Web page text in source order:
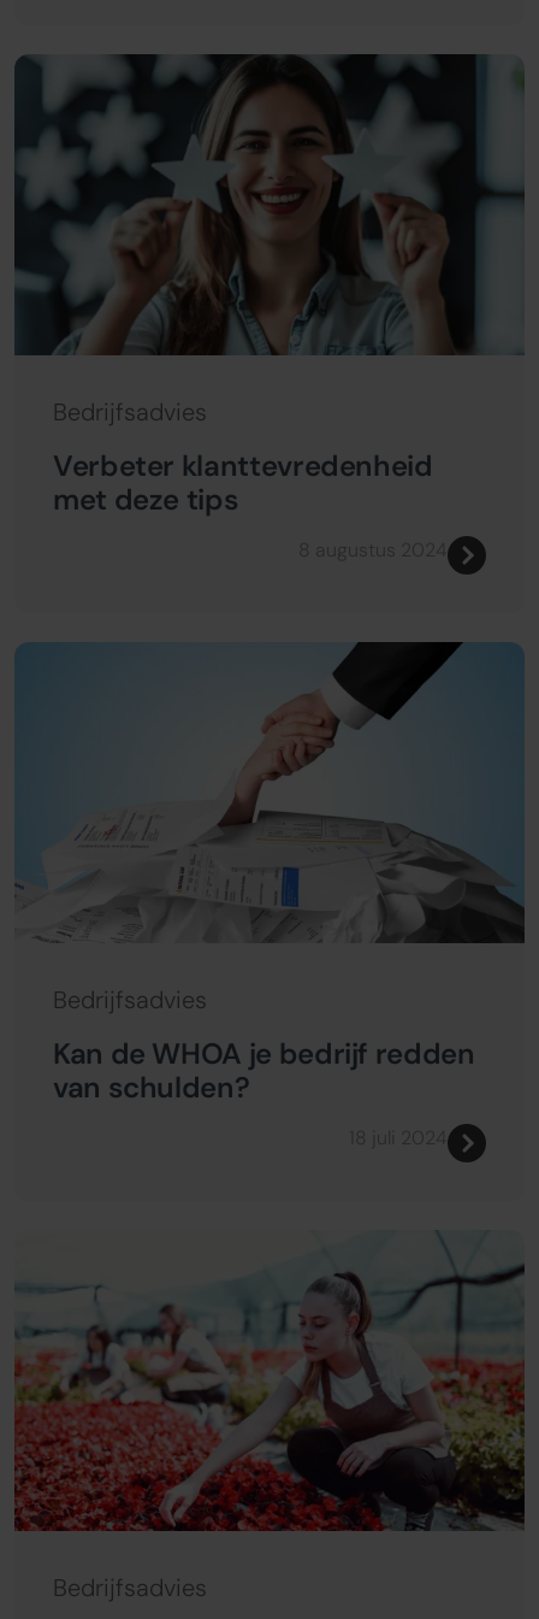
Bedrijfsadvies
Verbeter klanttevredenheid
met deze tips
Bedrijfsadvies
Kan de WHOA je bedrijf redden
van schulden?
Bedrijfsadvies